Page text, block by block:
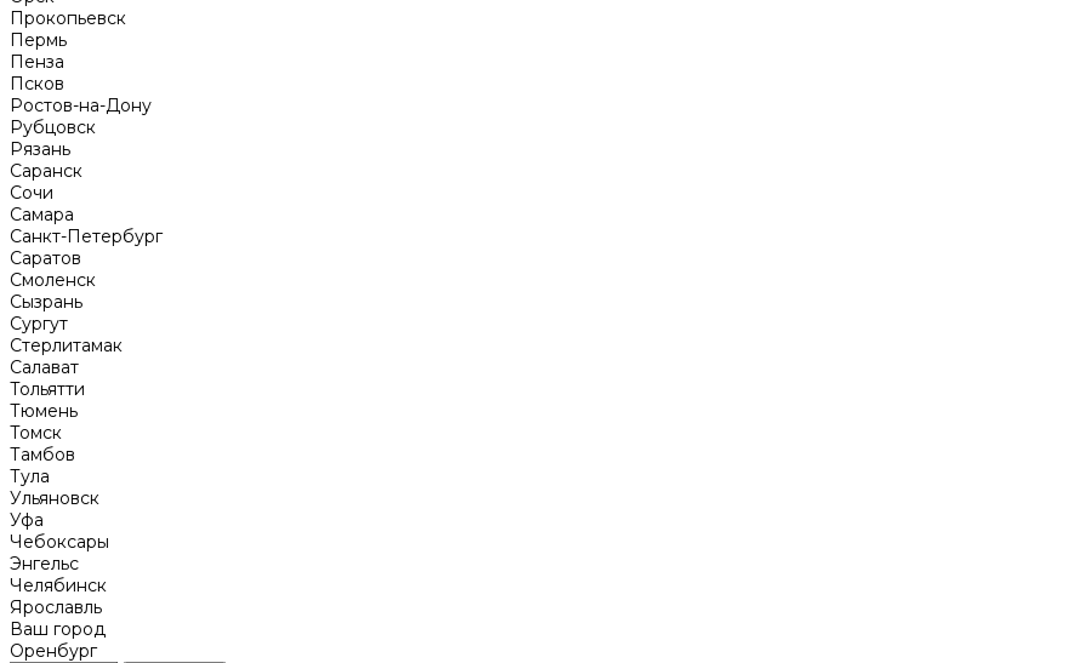
Прокопьевск
Пермь
Пенза
Псков
Ростов-на-Дону
Рубцовск
Рязань
Саранск
Сочи
Самара
Санкт-Петербург
Саратов
Смоленск
Сызрань
Сургут
Стерлитамак
Салават
Тольятти
Тюмень
Томск
Тамбов
Тула
Ульяновск
Уфа
Чебоксары
Энгельс
Челябинск
Ярославль
Ваш город
Оренбург